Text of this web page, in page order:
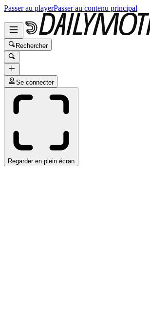
Passer au playerPasser au contenu principal
Rechercher
Se connecter
Regarder en plein écran